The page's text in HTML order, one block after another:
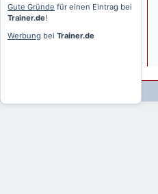
Gute Gründe für einen Eintrag bei
Trainer.de!
Werbung bei Trainer.de